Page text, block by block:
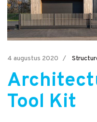
4 augustus 2020
Tool Kit